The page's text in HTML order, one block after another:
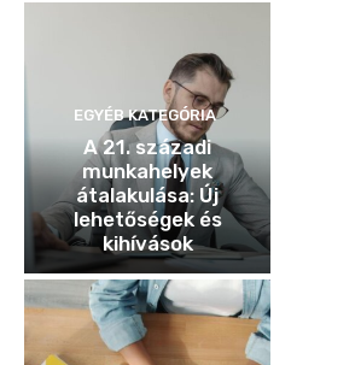
EGYÉB KATEGÓRIA
A 21. századi
munkahelyek
átalakulása: Új
lehetőségek és
kihívások